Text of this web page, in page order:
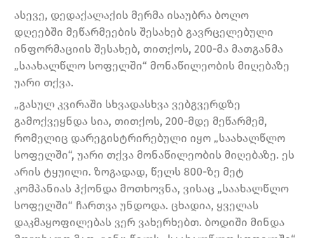
ასევე, დედაქალაქის მერმა ისაუბრა ბოლო
დღეებში მეწარმეების შესახებ გავრცელებული
ინფორმაციის შესახებ, თითქოს, 200-მა მათგანმა
„საახალწლო სოფელში“ მონაწილეობის მიღებაზე
უარი თქვა.
„გასულ კვირაში სხვადასხვა ვებგვერდზე
გამოქვეყნდა სია, თითქოს, 200-მდე მეწარმემ,
რომელიც დარეგისტრირებული იყო „საახალწლო
სოფელში“, უარი თქვა მონაწილეობის მიღებაზე. ეს
არის ტყუილი. ზოგადად, წელს 800-ზე მეტ
კომპანიას ჰქონდა მოთხოვნა, ვისაც „საახალწლო
სოფელში“ ჩართვა უნდოდა. ცხადია, ყველას
დაკმაყოფილებას ვერ ვახერხებთ. ბოდიში მინდა